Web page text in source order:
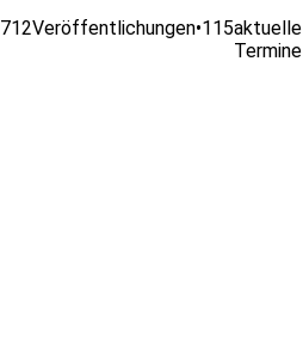
712Veröffentlichungen•115aktuelle
Termine